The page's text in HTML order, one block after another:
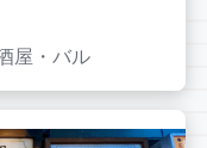
屋・バル